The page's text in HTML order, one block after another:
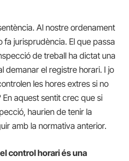
Al nostre ordenament
fa jurisprudència. El que passa
de treball ha dictat una
demanar el registre horari. I jo
les hores extres si no
aquest sentit crec que si
haurien de tenir la
amb la normativa anterior.
control horari és una